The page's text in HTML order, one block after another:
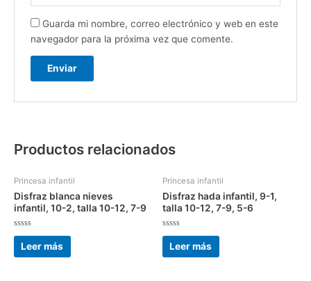
Guarda mi nombre, correo electrónico y web en este
navegador para la próxima vez que comente.
Productos relacionados
Princesa infantil
Disfraz blanca nieves
infantil, 10-2, talla 10-12, 7-9
Valorado
con
de
Leer más
Princesa infantil
Disfraz hada infantil, 9-1,
talla 10-12, 7-9, 5-6
Valorado
con
de
Leer más